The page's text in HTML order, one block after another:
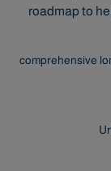
roadmap to
3 comprehensive